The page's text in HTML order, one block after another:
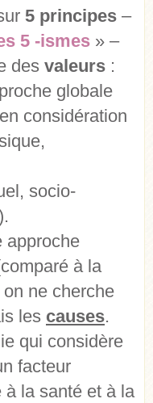
5 principes –
5 -ismes » –
des valeurs :
globale
considération
socio-
approche
à la
ne cherche
les causes.
qui considère
facteur
à la santé et à la